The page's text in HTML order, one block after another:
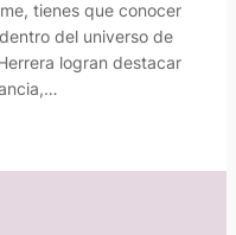
tienes que conocer
del universo de
logran destacar